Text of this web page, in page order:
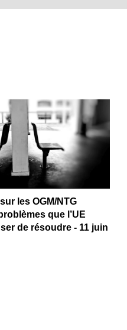
les OGM/NTG
que l’UE
de résoudre - 11 juin